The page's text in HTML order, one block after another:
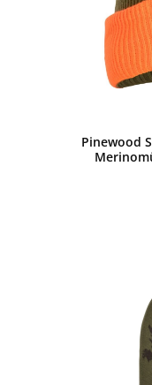
Pinewood